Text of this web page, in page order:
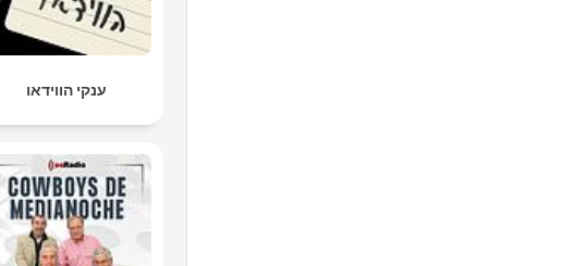
ענקי הווידאו